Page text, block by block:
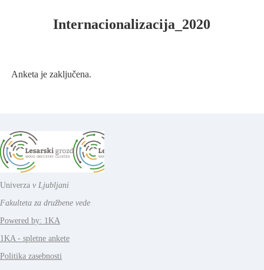
Internacionalizacija_2020
Anketa je zaključena.
Univerza v Ljubljani
Fakulteta za družbene vede
Powered by: 1KA
1KA - spletne ankete
Politika zasebnosti